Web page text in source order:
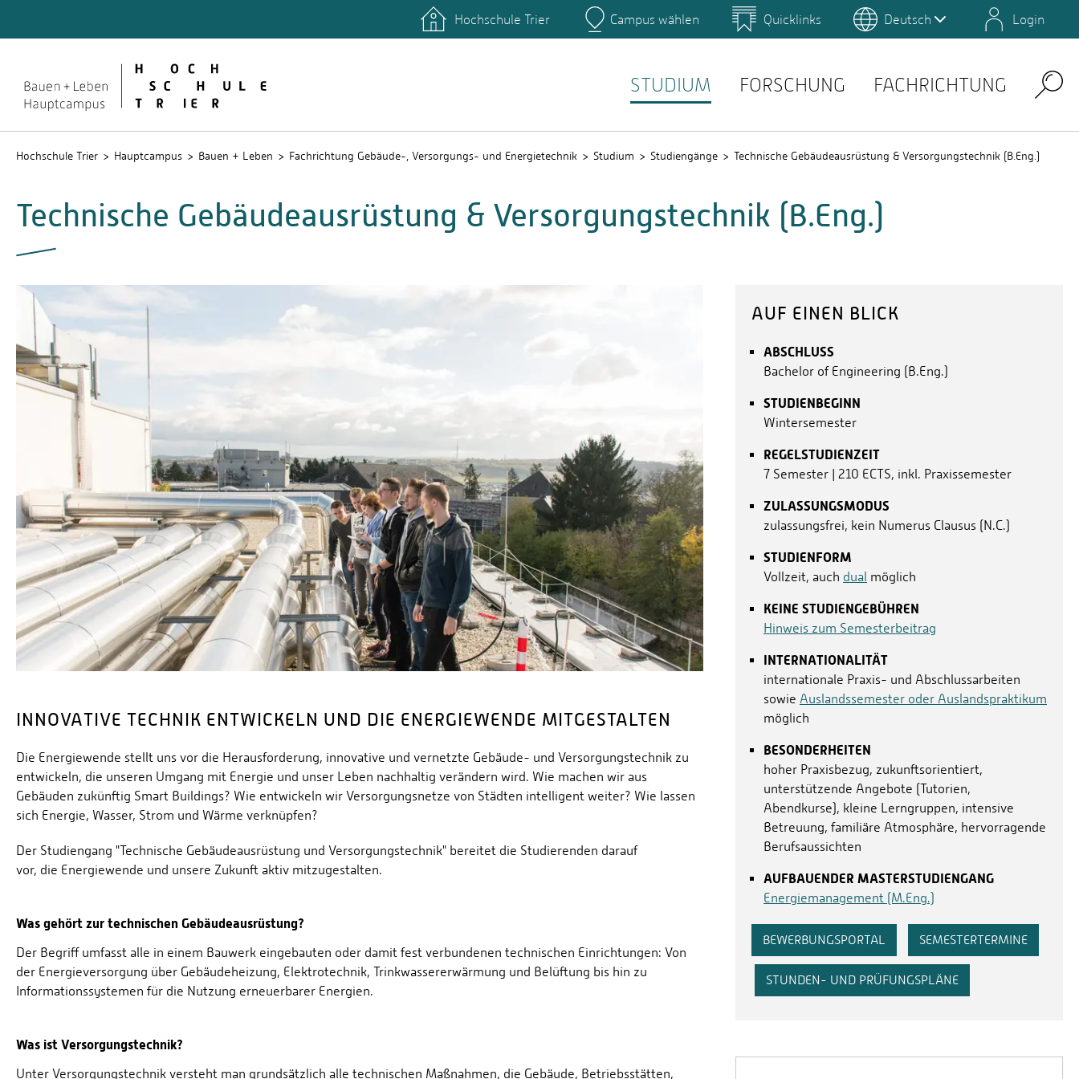
Hauptcampus Campus Gestaltung Umwelt-Campus Birkenfeld
Studierende
Rechenzentrum
Hochschule Trier Campus wählen Quicklinks Deutsch Login
STUDIUM FORSCHUNG FACHRICHTUNG Search
Hochschule Trier Hauptcampus Bauen + Leben Fachrichtung Gebäude-, Versorgungs- und Energietechnik Studium Studiengänge Technische Gebäudeausrüstung & Versorgungstechnik (B.Eng.)
Technische Gebäudeausrüstung & Versorgungstechnik (B.Eng.)
INNOVATIVE TECHNIK ENTWICKELN UND DIE ENERGIEWENDE MITGESTALTEN
Die Energiewende stellt uns vor die Herausforderung, innovative und vernetzte Gebäude- und Versorgungstechnik zu
entwickeln, die unseren Umgang mit Energie und unser Leben nachhaltig verändern wird. Wie machen wir aus
Gebäuden zukünftig Smart Buildings? Wie entwickeln wir Versorgungsnetze von Städten intelligent weiter? Wie lassen
sich Energie, Wasser, Strom und Wärme verknüpfen?
Der Studiengang "Technische Gebäudeausrüstung und Versorgungstechnik" bereitet die Studierenden darauf
vor, die Energiewende und unsere Zukunft aktiv mitzugestalten.
Was gehört zur technischen Gebäudeausrüstung?
Der Begriff umfasst alle in einem Bauwerk eingebauten oder damit fest verbundenen technischen Einrichtungen: Von
der Energieversorgung über Gebäudeheizung, Elektrotechnik, Trinkwassererwärmung und Belüftung bis hin zu
Informationssystemen für die Nutzung erneuerbarer Energien.
Was ist Versorgungstechnik?
Unter Versorgungstechnik versteht man grundsätzlich alle technischen Maßnahmen, die Gebäude, Betriebsstätten,
AUF EINEN BLICK
ABSCHLUSS
Bachelor of Engineering (B.Eng.)
STUDIENBEGINN
Wintersemester
REGELSTUDIENZEIT
7 Semester | 210 ECTS, inkl. Praxissemester
ZULASSUNGSMODUS
zulassungsfrei, kein Numerus Clausus (N.C.)
STUDIENFORM
Vollzeit, auch dual möglich
KEINE STUDIENGEBÜHREN
Hinweis zum Semesterbeitrag
INTERNATIONALITÄT
internationale Praxis- und Abschlussarbeiten
sowie Auslandssemester oder Auslandspraktikum
möglich
BESONDERHEITEN
hoher Praxisbezug, zukunftsorientiert,
unterstützende Angebote (Tutorien,
Abendkurse), kleine Lerngruppen, intensive
Betreuung, familiäre Atmosphäre, hervorragende
Berufsaussichten
AUFBAUENDER MASTERSTUDIENGANG
Energiemanagement (M.Eng.)
BEWERBUNGSPORTAL SEMESTERTERMINE
STUNDEN- UND PRÜFUNGSPLÄNE